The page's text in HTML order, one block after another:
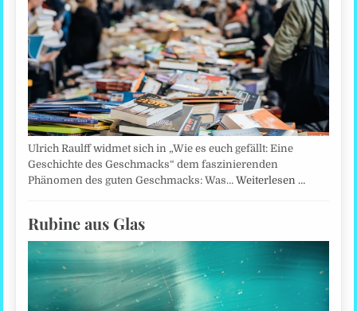
Ulrich Raulff widmet sich in „Wie es euch gefällt: Eine
Geschichte des Geschmacks“ dem faszinierenden
Phänomen des guten Geschmacks: Was…Weiterlesen …
Rubine aus Glas